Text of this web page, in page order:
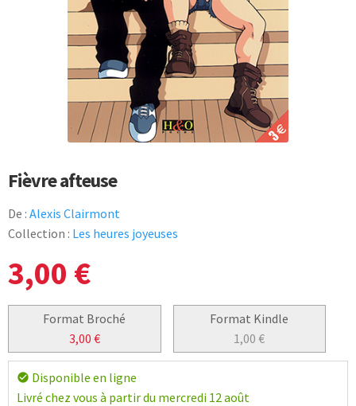
Fièvre afteuse
De : Alexis Clairmont
Collection : Les heures joyeuses
3,00 €
Format Broché
3,00 €
Format Kindle
1,00€
check_circle Disponible en ligne
Livré chez vous à partir du mercredi 12 août